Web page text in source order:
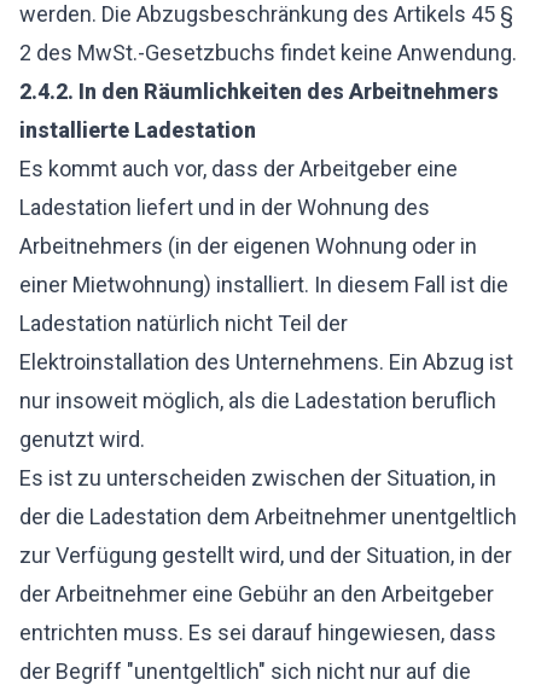
werden. Die Abzugsbeschränkung des Artikels 45 §
2 des MwSt.-Gesetzbuchs findet keine Anwendung.
2.4.2. In den Räumlichkeiten des Arbeitnehmers
installierte Ladestation
Es kommt auch vor, dass der Arbeitgeber eine
Ladestation liefert und in der Wohnung des
Arbeitnehmers (in der eigenen Wohnung oder in
einer Mietwohnung) installiert. In diesem Fall ist die
Ladestation natürlich nicht Teil der
Elektroinstallation des Unternehmens. Ein Abzug ist
nur insoweit möglich, als die Ladestation beruflich
genutzt wird.
Es ist zu unterscheiden zwischen der Situation, in
der die Ladestation dem Arbeitnehmer unentgeltlich
zur Verfügung gestellt wird, und der Situation, in der
der Arbeitnehmer eine Gebühr an den Arbeitgeber
entrichten muss. Es sei darauf hingewiesen, dass
der Begriff "unentgeltlich" sich nicht nur auf die